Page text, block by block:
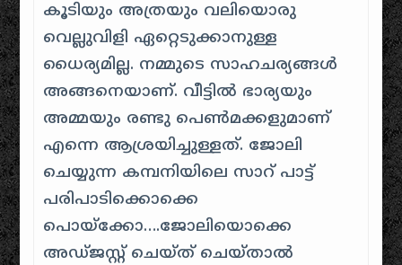
കൂടിയും അത്രയും വലിയൊരു
വെല്ലുവിളി ഏറ്റെടുക്കാനുള്ള
ധൈര്യമില്ല. നമ്മുടെ സാഹചര്യങ്ങള്‍
അങ്ങനെയാണ്. വീട്ടില്‍ ഭാര്യയും
അമ്മയും രണ്ടു പെൺമക്കളുമാണ്
എന്നെ ആശ്രയിച്ചുള്ളത്. ജോലി
ചെയ്യുന്ന കമ്പനിയിലെ സാറ് പാട്ട്
പരിപാടിക്കൊക്കെ
പൊയ്‌ക്കോ….ജോലിയൊക്കെ
അഡ്ജസ്റ്റ് ചെയ്ത് ചെയ്താൽ